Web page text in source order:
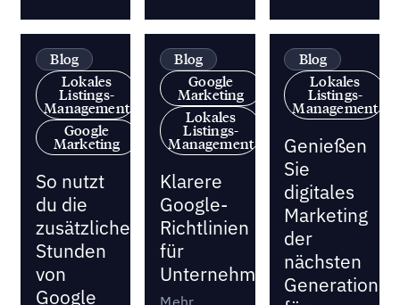
Blog
Lokales
Listings-
Management
Google
Marketing
So nutzt
du die
zusätzlichen
Stunden
von
Google
Blog
Google
Marketing
Lokales
Listings-
Management
Klarere
Google-
Richtlinien
für
Unternehmen
Blog
Lokales
Listings-
Management
Genießen
Sie
digitales
Marketing
der
nächsten
Generation